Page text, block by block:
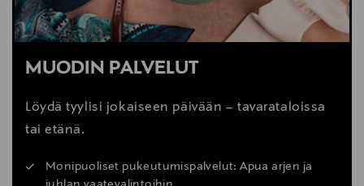
MUODIN PALVELUT
Löydä tyylisi jokaiseen päivään – tavarataloissa
tai etänä.
Monipuoliset pukeutumispalvelut: Apua arjen ja